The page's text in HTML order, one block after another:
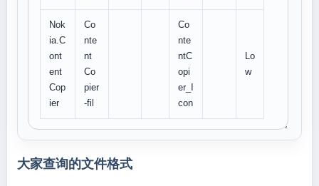
Nok
ia.C
ont
ent
Cop
ier
Co
nte
nt
Co
pier
-fil
Co
nte
ntC
opi
er_I
con
Lo
w
大家查询的文件格式